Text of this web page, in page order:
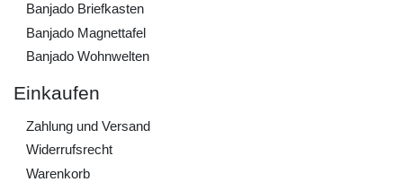
Banjado Briefkasten
Banjado Magnettafel
Banjado Wohnwelten
Einkaufen
Zahlung und Versand
Widerrufs­recht
Warenkorb